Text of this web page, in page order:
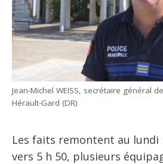
Jean-Michel WEISS, secrétaire général
Hérault-Gard (DR)
Les faits remontent au lundi
vers 5 h 50, plusieurs